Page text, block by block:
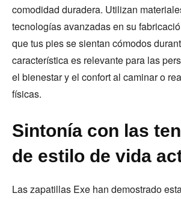
comodidad duradera. Utilizan
tecnologías avanzadas en su
que tus pies se sientan cómodos
característica es relevante para las
el bienestar y el confort al caminar o
físicas.
Sintonía con las
de estilo de vida
Las zapatillas Exe han demostrado